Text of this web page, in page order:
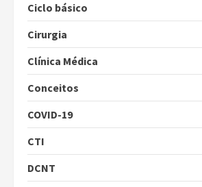
Ciclo básico
Cirurgia
Clínica Médica
Conceitos
COVID-19
CTI
DCNT